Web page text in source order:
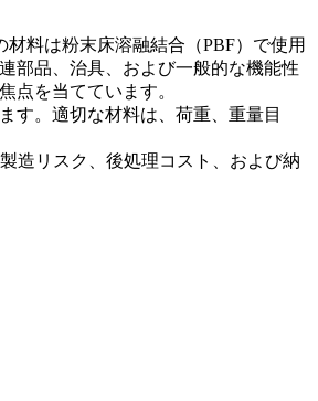
料は粉末床溶融結合（PBF）で使用
部品、治具、および一般的な機能性
点を当てています。
す。適切な材料は、荷重、重量目
造リスク、後処理コスト、および納